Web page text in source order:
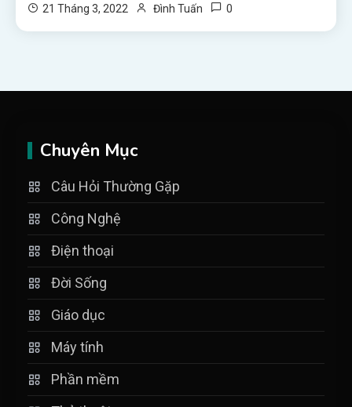
21 Tháng 3, 2022 Đình Tuấn 0
Chuyên Mục
Câu Hỏi Thường Gặp
Công Nghệ
Điện thoại
Đời Sống
Giáo dục
Máy tính
Phần mềm